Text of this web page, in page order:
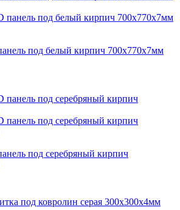
под белый кирпич 700x770x7мм
под серебряный кирпич